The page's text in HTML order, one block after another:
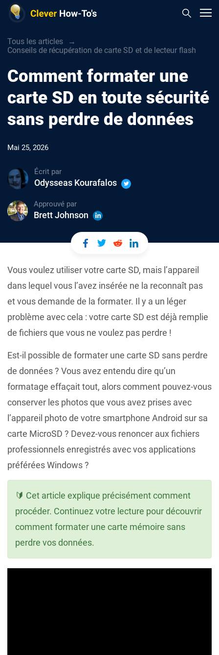
Tous les articles
Conseils de récupération de carte SD et de lecteur flash
Comment formater une
carte SD en toute sécurité
sans perdre de données
Mai 25, 2026
Écrit par
Odysseas Kourafalos
Approuvé par
Brett Johnson
Vous voulez utiliser votre carte SD, mais l’appareil
dans lequel vous l’avez insérée ne la reconnaît pas
et vous demande de la formater. Il y a un léger
problème avec cela : votre carte SD est déjà remplie
de fichiers que vous ne voulez pas perdre !
Est-il possible de formater une carte SD sans perdre
de données ? Vous avez entendu dire qu’un
formatage effaçait tout, alors comment pouvez-vous
conserver les photos que vous avez prises avec
l’appareil photo de votre smartphone Android sur sa
carte MicroSD ? Devez-vous renoncer aux fichiers
professionnels enregistrés avec vos applications
préférées Windows ?
🔰 Cet article explique précisément comment
procéder. Continuez votre lecture pour découvrir
comment formater une carte mémoire sans
perdre vos données.